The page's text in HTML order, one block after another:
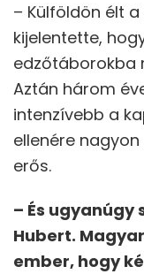
– Külföldön élt
kijelentette,
edzőtáborokba
Aztán három
intenzívebb a
ellenére
erős.
– És ugyanúgy
Hubert.
ember, hogy